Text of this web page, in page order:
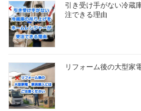
引き受け手がない冷蔵
注できる理由
リフォーム後の大型家